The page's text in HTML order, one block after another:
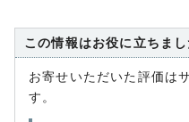
この情報はお役に立ちまし
お寄せいただいた評価は
す。